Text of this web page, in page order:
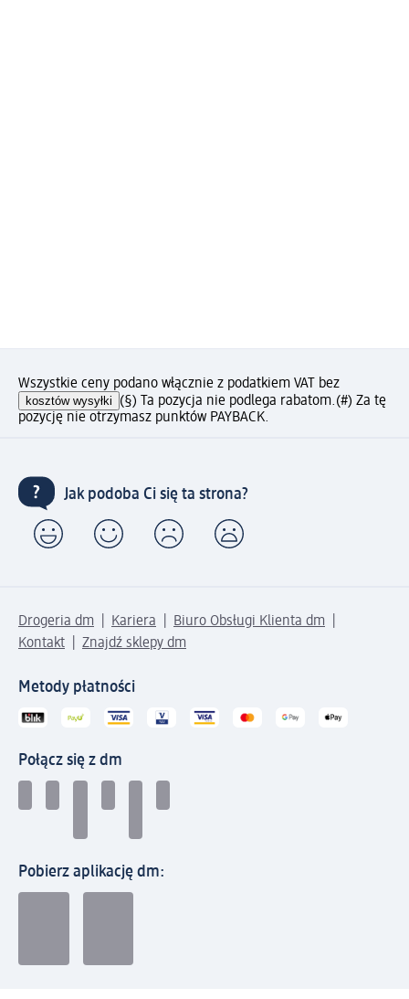
Wszystkie ceny podano włącznie z podatkiem VAT bez
kosztów wysyłki (§) Ta pozycja nie podlega rabatom.(#) Za tę
pozycję nie otrzymasz punktów PAYBACK.
Jak podoba Ci się ta strona?
Drogeria dm Kariera
Biuro Obsługi Klienta dm
Kontakt
Znajdź sklepy dm
Metody płatności
Połącz się z dm
Pobierz aplikację dm: